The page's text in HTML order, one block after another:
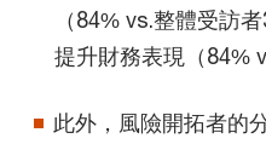
（84% vs.整體受訪
提升財務表現（84%
此外，風險開拓者的